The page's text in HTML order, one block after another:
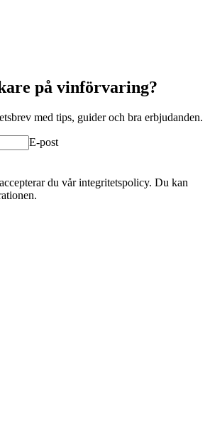
med vinmotiv.
matt papper.
favorit här på sidan.
Välj din favorit här på sidan.
på vinförvaring?
med tips, guider och bra erbjudanden.
E-post
du vår integritetspolicy. Du kan